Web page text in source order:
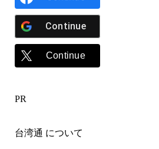
Continue
Continue
PR
台湾通 について